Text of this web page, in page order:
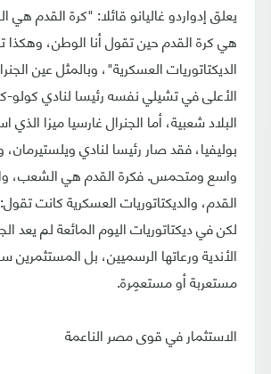
يعلق إدواردو غاليانو قائلا: "كرة القدم
هي كرة القدم حين تقول أنا الوطن، وهكذا
الديكتاتوريات العسكرية"، وبالمثل عين
الأعلى في تشيلي نفسه رئيسا لنادي كولو-
البلاد شعبية، أما الجنرال غارسيا ميزا
بوليفيا، فقد صار رئيسا لنادي
واسع ومتحمس. فكرة القدم هي الشعب،
لكن في ديكتاتوريات اليوم المائعة لم يعد
الأندية ورعاتها الرسميين، بل المستثمرين
مستعربة أو مستعمِرة.
الاستثمار في قوى مصر الناعمة